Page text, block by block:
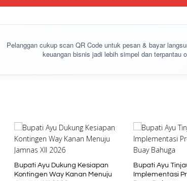
Pelanggan cukupscan QR Code untuk pesan & bayar
keuangan bisnis jadi lebih simpel dan terpantau
Bupati Ayu Dukung Kesiapan
Kontingen Way Kanan Menuju
Bupati Ayu
Implementasi